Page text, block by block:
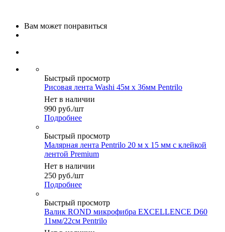
Вам может понравиться
Быстрый просмотр
Рисовая лента Washi 45м х 36мм Pentrilo
Нет в наличии
990 руб./шт
Подробнее
Быстрый просмотр
Малярная лента Pentrilo 20 м х 15 мм c клейкой
лентой Premium
Нет в наличии
250 руб./шт
Подробнее
Быстрый просмотр
Валик ROND микрофибра EXCELLENCE D60
11мм/22см Pentrilo